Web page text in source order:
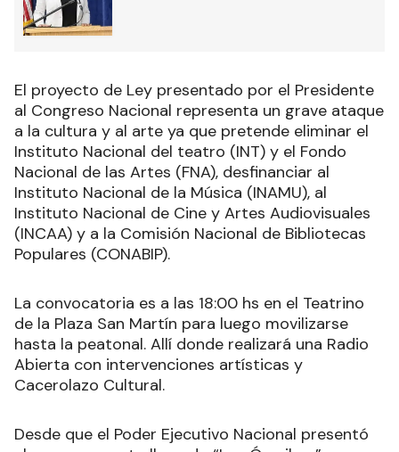
El proyecto de Ley presentado por el Presidente
al Congreso Nacional representa un grave ataque
a la cultura y al arte ya que pretende eliminar el
Instituto Nacional del teatro (INT) y el Fondo
Nacional de las Artes (FNA), desfinanciar al
Instituto Nacional de la Música (INAMU), al
Instituto Nacional de Cine y Artes Audiovisuales
(INCAA) y a la Comisión Nacional de Bibliotecas
Populares (CONABIP).
La convocatoria es a las 18:00 hs en el Teatrino
de la Plaza San Martín para luego movilizarse
hasta la peatonal. Allí donde realizará una Radio
Abierta con intervenciones artísticas y
Cacerolazo Cultural.
Desde que el Poder Ejecutivo Nacional presentó